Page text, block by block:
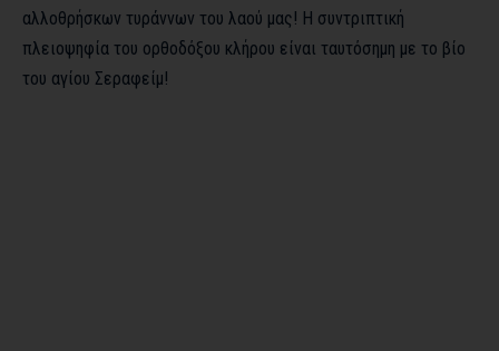
αλλοθρήσκων τυράννων του λαού μας! Η συντριπτική
πλειοψηφία του ορθοδόξου κλήρου είναι ταυτόσημη με το βίο
του αγίου Σεραφείμ!